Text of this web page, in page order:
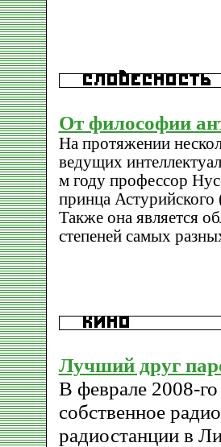
От философии
На протяжении
ведущих
м году профессор
принца
Также она является
степеней самых
Лучший друг
В феврале 2008-
собственное
радиостанции в